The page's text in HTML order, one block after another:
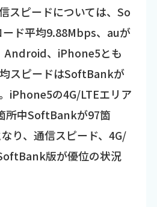
スピードについては、So
ド平均9.88Mbps、auが
Android、iPhone5とも
スピードはSoftBankが
iPhone5の4G/LTEエリア
所中SoftBankが97箇
り、通信スピード、4G/
版が優位の状況